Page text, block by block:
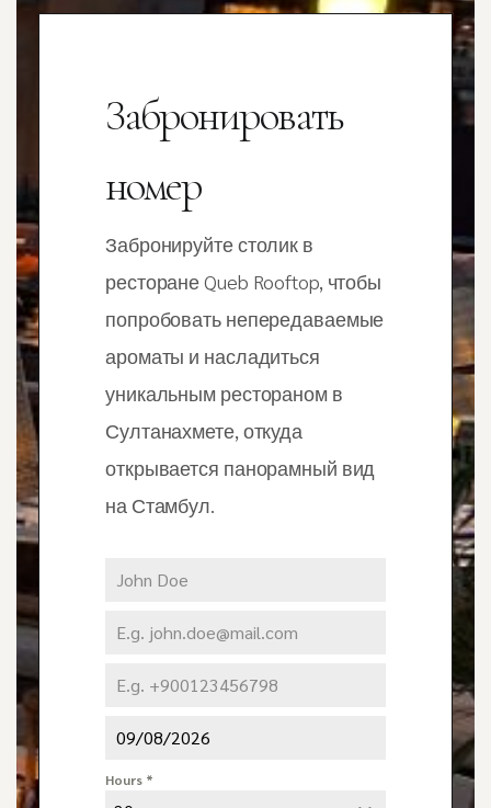
Забронировать
номер
Забронируйте столик в
ресторане Queb Rooftop, чтобы
попробовать непередаваемые
ароматы и насладиться
уникальным рестораном в
Султанахмете, откуда
открывается панорамный вид
на Стамбул.
Hours *